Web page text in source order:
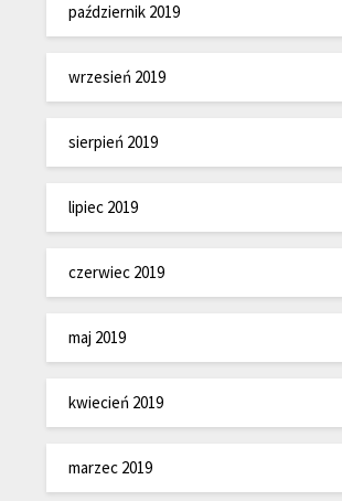
październik 2019
wrzesień 2019
sierpień 2019
lipiec 2019
czerwiec 2019
maj 2019
kwiecień 2019
marzec 2019